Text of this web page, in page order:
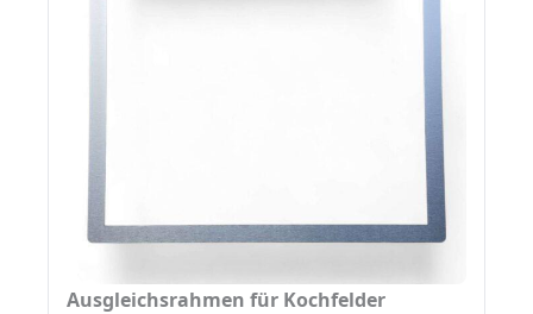
Ausgleichsrahmen für Kochfelder